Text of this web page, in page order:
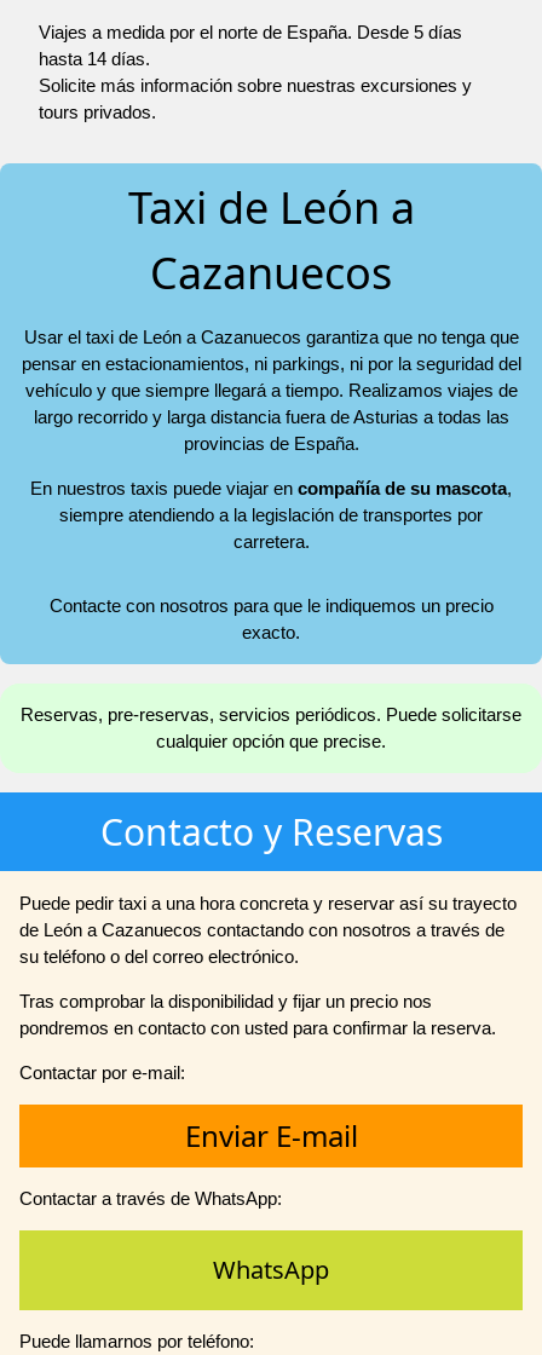
Viajes a medida por el norte de España. Desde 5 días
hasta 14 días.
Solicite más información sobre nuestras excursiones y
tours privados.
Taxi de León a
Cazanuecos
Usar el taxi de León a Cazanuecos garantiza que no tenga que
pensar en estacionamientos, ni parkings, ni por la seguridad del
vehículo y que siempre llegará a tiempo. Realizamos viajes de
largo recorrido y larga distancia fuera de Asturias a todas las
provincias de España.
En nuestros taxis puede viajar en compañía de su mascota,
siempre atendiendo a la legislación de transportes por
carretera.
Contacte con nosotros para que le indiquemos un precio
exacto.
Reservas, pre-reservas, servicios periódicos. Puede solicitarse
cualquier opción que precise.
Contacto y Reservas
Puede pedir taxi a una hora concreta y reservar así su trayecto
de León a Cazanuecos contactando con nosotros a través de
su teléfono o del correo electrónico.
Tras comprobar la disponibilidad y fijar un precio nos
pondremos en contacto con usted para confirmar la reserva.
Contactar por e-mail:
Enviar E-mail
Contactar a través de WhatsApp:
WhatsApp
Puede llamarnos por teléfono: